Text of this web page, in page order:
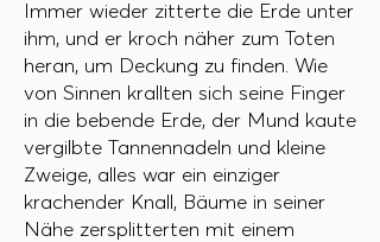
Immer wieder zitterte die Erde unter
ihm, und er kroch näher zum Toten
heran, um Deckung zu finden. Wie
von Sinnen krallten sich seine Finger
in die bebende Erde, der Mund kaute
vergilbte Tannennadeln und kleine
Zweige, alles war ein einziger
krachender Knall, Bäume in seiner
Nähe zersplitterten mit einem